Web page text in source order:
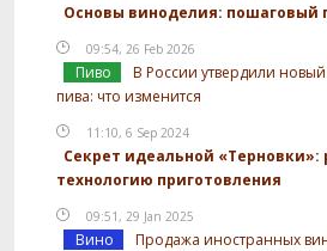
Основы виноделия: пошаговый
09:54, 26 Feb 2026
Пиво
В России утвердили новый
пива: что изменится
11:10, 6 Sep 2024
Секрет идеальной «Терновки»:
технологию приготовления
09:51, 29 Jan 2025
Вино
Продажа иностранных